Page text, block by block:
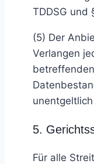
TDDSG und
(5) Der
Verlangen
5.
Für alle